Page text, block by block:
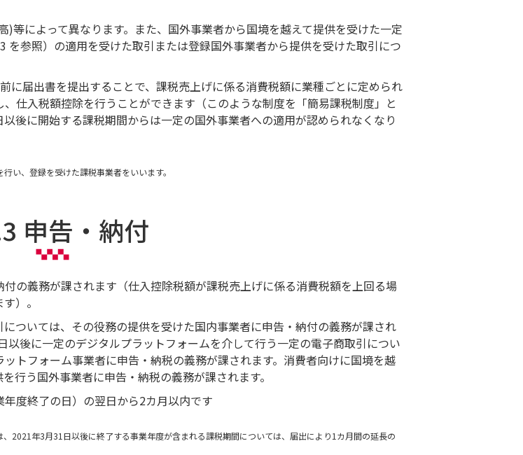
等によって異なります。また、国外事業者から国境を越えて提供を受けた一定
参照）の適用を受けた取引または登録国外事業者から提供を受けた取引につ
に届出書を提出することで、課税売上げに係る消費税額に業種ごとに定められ
仕入税額控除を行うことができます（このような制度を「簡易課税制度」と
後に開始する課税期間からは一定の国外事業者への適用が認められなくなり
い、登録を受けた課税事業者をいいます。
申告・納付
の義務が課されます（仕入控除税額が課税売上げに係る消費税額を上回る場
）。
ついては、その役務の提供を受けた国内事業者に申告・納付の義務が課され
後に一定のデジタルプラットフォームを介して行う一定の電子商取引につい
トフォーム事業者に申告・納税の義務が課されます。消費者向けに国境を越
行う国外事業者に申告・納税の義務が課されます。
度終了の日）の翌日から2カ月以内です
2021年3月31日以後に終了する事業年度が含まれる課税期間については、届出により1カ月間の延長の